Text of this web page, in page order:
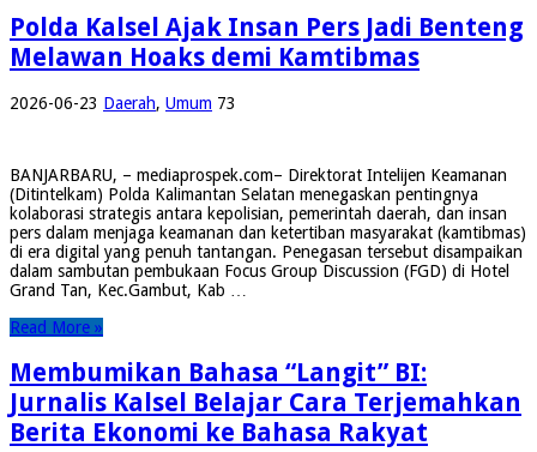
Polda Kalsel Ajak Insan Pers Jadi Benteng
Melawan Hoaks demi Kamtibmas
2026-06-23 Daerah, Umum 73
BANJARBARU, – mediaprospek.com– Direktorat Intelijen Keamanan
(Ditintelkam) Polda Kalimantan Selatan menegaskan pentingnya
kolaborasi strategis antara kepolisian, pemerintah daerah, dan insan
pers dalam menjaga keamanan dan ketertiban masyarakat (kamtibmas)
di era digital yang penuh tantangan. Penegasan tersebut disampaikan
dalam sambutan pembukaan Focus Group Discussion (FGD) di Hotel
Grand Tan, Kec.Gambut, Kab …
Read More »
Membumikan Bahasa “Langit” BI:
Jurnalis Kalsel Belajar Cara Terjemahkan
Berita Ekonomi ke Bahasa Rakyat